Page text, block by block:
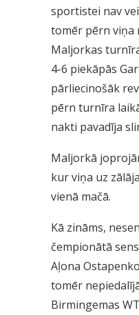
sportistei nav
tomēr pērn viņa
Maljorkas
4-6 piekāpās
pārliecinošāk
pērn turnīra
nakti pavadīja
Maljorkā
kur viņa uz
vienā mačā.
Kā zināms,
čempionātā
Aļona
tomēr
Birmingemas